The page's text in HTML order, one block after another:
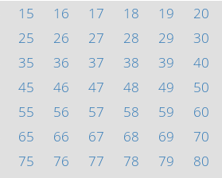
15 16 17 18 19
20
25 26 27 28 29
30
35 36 37 38 39
40
45 46 47 48 49
50
55 56 57 58 59
60
65 66 67 68 69
70
75 76 77 78 79
80